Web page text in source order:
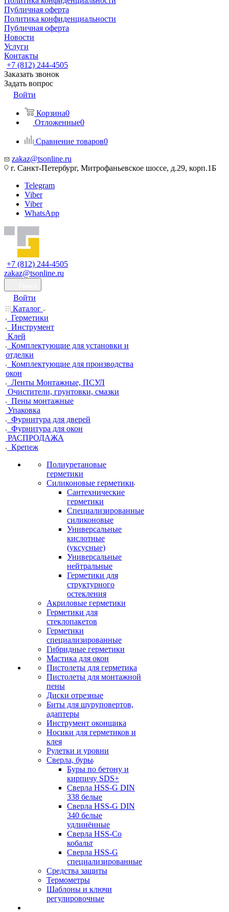
Публичная оферта
Политика конфиденциальности
Публичная оферта
Новости
Услуги
Контакты
+7 (812) 244-4505
Заказать звонок
Задать вопрос
Войти
Корзина0
Отложенные0
Сравнение товаров0
zakaz@tsonline.ru
г. Санкт-Петербург, Митрофаньевское шоссе, д.29, корп.1Б
Telegram
Viber
Viber
WhatsApp
+7 (812) 244-4505
zakaz@tsonline.ru
Войти
Каталог
Герметики
Инструмент
Клей
Комплектующие для установки и
отделки
Комплектующие для производства
окон
Ленты Монтажные, ПСУЛ
Очистители, грунтовки, смазки
Пены монтажные
Упаковка
Фурнитура для дверей
Фурнитура для окон
РАСПРОДАЖА
Крепеж
Полиуретановые
герметики
Силиконовые герметики
Сантехнические
герметики
Специализированные
силиконовые
Универсальные
кислотные
(уксусные)
Универсальные
нейтральные
Герметики для
структурного
остекления
Акриловые герметики
Герметики для
стеклопакетов
Герметики
специализированные
Гибридные герметики
Мастика для окон
Пистолеты для герметика
Пистолеты для монтажной
пены
Диски отрезные
Биты для шуруповертов,
адаптеры
Инструмент оконщика
Носики для герметиков и
клея
Рулетки и уровни
Сверла, буры
Буры по бетону и
кирпичу SDS+
Сверла HSS-G DIN
338 белые
Сверла HSS-G DIN
340 белые
удлинённые
Сверла HSS-Co
кобальт
Сверла HSS-G
специализированные
Средства защиты
Термометры
Шаблоны и ключи
регулировочные